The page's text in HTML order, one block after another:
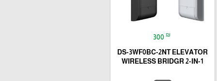
300 ₪
DS-3WF0BC-2NT ELEVATOR
WIRELESS BRIDGR 2-IN-1